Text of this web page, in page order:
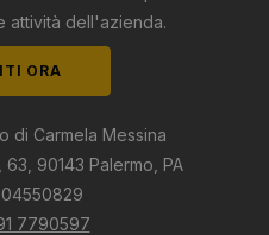
attività dell'azienda.
ORA
di Carmela Messina
90143 Palermo, PA
7790597